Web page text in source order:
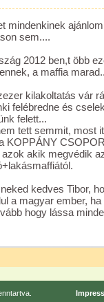
mindenkinek
sem....
2012 ben,t öbb
a maffia
kilakoltatás vár
felébredne és
felett...
tett semmit, most
KOPPÁNY
akik megvédik
kedves Tibor,
a magyar ember,
hogy lássa